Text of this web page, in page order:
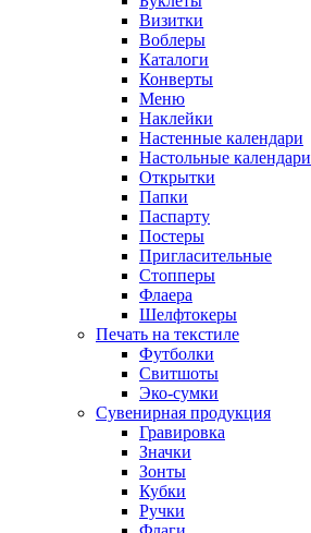
Визитки
Воблеры
Каталоги
Конверты
Меню
Наклейки
Настенные календари
Настольные календари
Открытки
Папки
Паспарту
Постеры
Пригласительные
Стопперы
Флаера
Шелфтокеры
Печать на текстиле
Футболки
Свитшоты
Эко-сумки
Сувенирная продукция
Гравировка
Значки
Зонты
Кубки
Ручки